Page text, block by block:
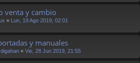
venta y cambio
« Lun, 19 Ago 2019, 02:01
y manuales
« Vie, 28 Jun 2019, 21:55